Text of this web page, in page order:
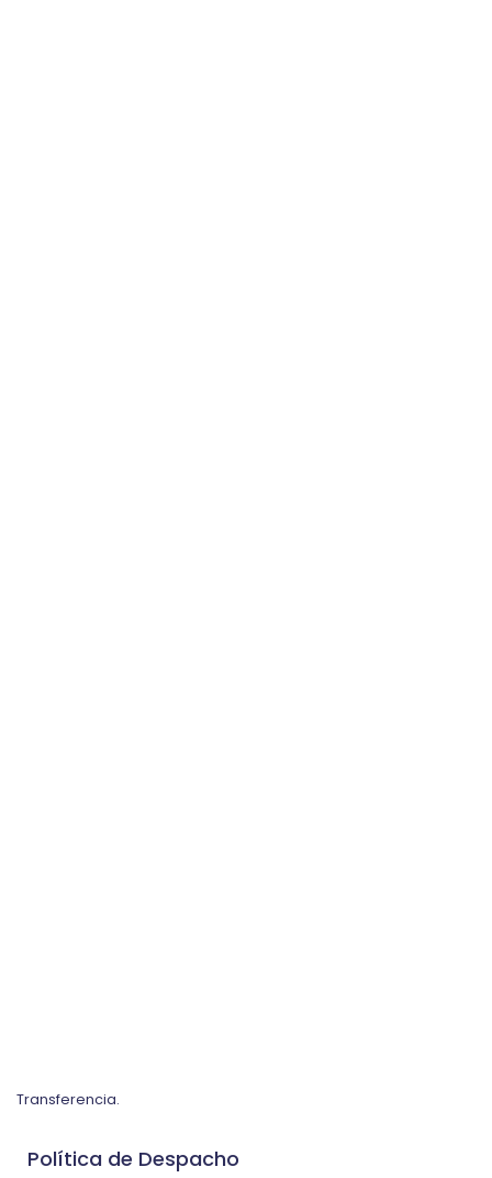
Transferencia.
Política de Despacho